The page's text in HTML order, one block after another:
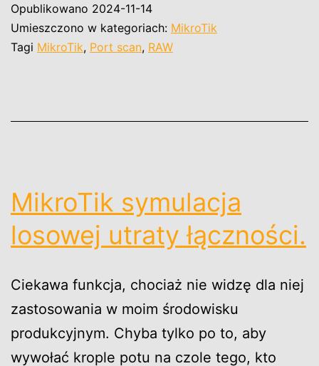
Opublikowano 2024-11-14
Umieszczono w kategoriach: MikroTik
Tagi MikroTik, Port scan, RAW
MikroTik symulacja
losowej utraty łączności.
Ciekawa funkcja, chociaż nie widzę dla niej
zastosowania w moim środowisku
produkcyjnym. Chyba tylko po to, aby
wywołać krople potu na czole tego, kto